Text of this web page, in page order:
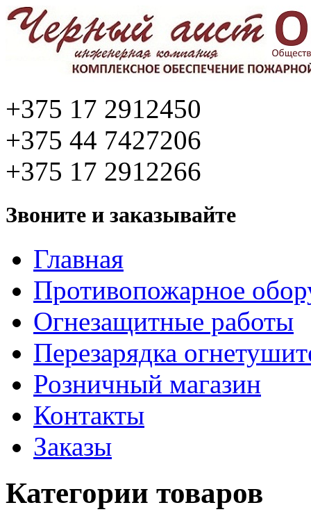
+375 17 2912450
+375 44 7427206
+375 17 2912266
Звоните и заказывайте
Главная
Противопожарное
Огнезащитные работы
Перезарядка
Розничный магазин
Контакты
Заказы
Категории товаров